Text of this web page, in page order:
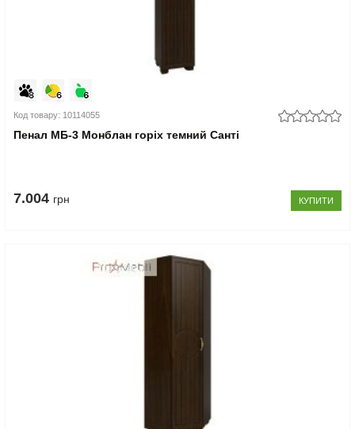
Код товару: 10114055
Пенал МБ-3 Монблан горіх темний Санті
7.004 грн КУПИТИ